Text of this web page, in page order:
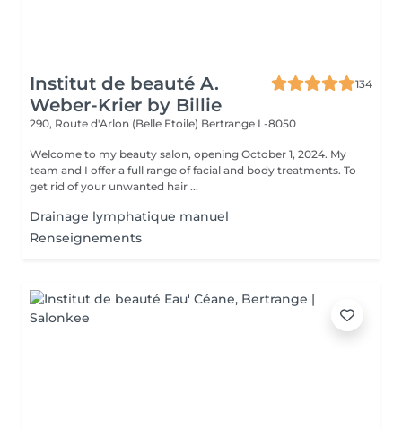
Institut de beauté A.
Weber-Krier by Billie
134
290, Route d'Arlon (Belle Etoile) Bertrange L-8050
Welcome to my beauty salon, opening October 1, 2024. My
team and I offer a full range of facial and body treatments. To
get rid of your unwanted hair ...
Drainage lymphatique manuel
Renseignements